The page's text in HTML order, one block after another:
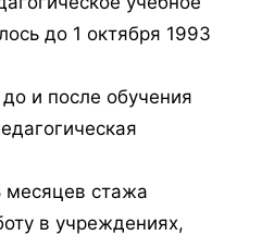
до 1 октября 1993
и после обучения
месяцев стажа
в учреждениях,